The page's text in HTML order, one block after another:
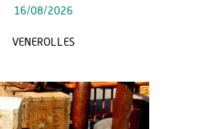
16/08/2026
VENEROLLES